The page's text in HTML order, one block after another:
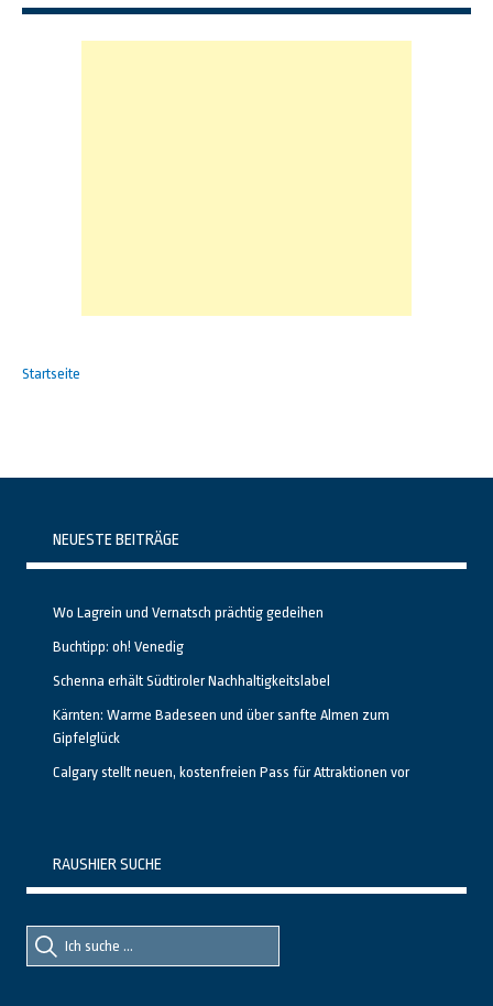
Startseite
NEUESTE BEITRÄGE
Wo Lagrein und Vernatsch prächtig gedeihen
Buchtipp: oh! Venedig
Schenna erhält Südtiroler Nachhaltigkeitslabel
Kärnten: Warme Badeseen und über sanfte Almen zum
Gipfelglück
Calgary stellt neuen, kostenfreien Pass für Attraktionen vor
RAUSHIER SUCHE
Suche
nach::
Suche
nach: